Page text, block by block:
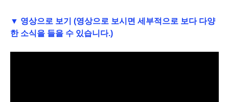
▼ 영상으로 보기 (영상으로 보시면 세부적으로 보다 다양
한 소식을 들을 수 있습니다.)